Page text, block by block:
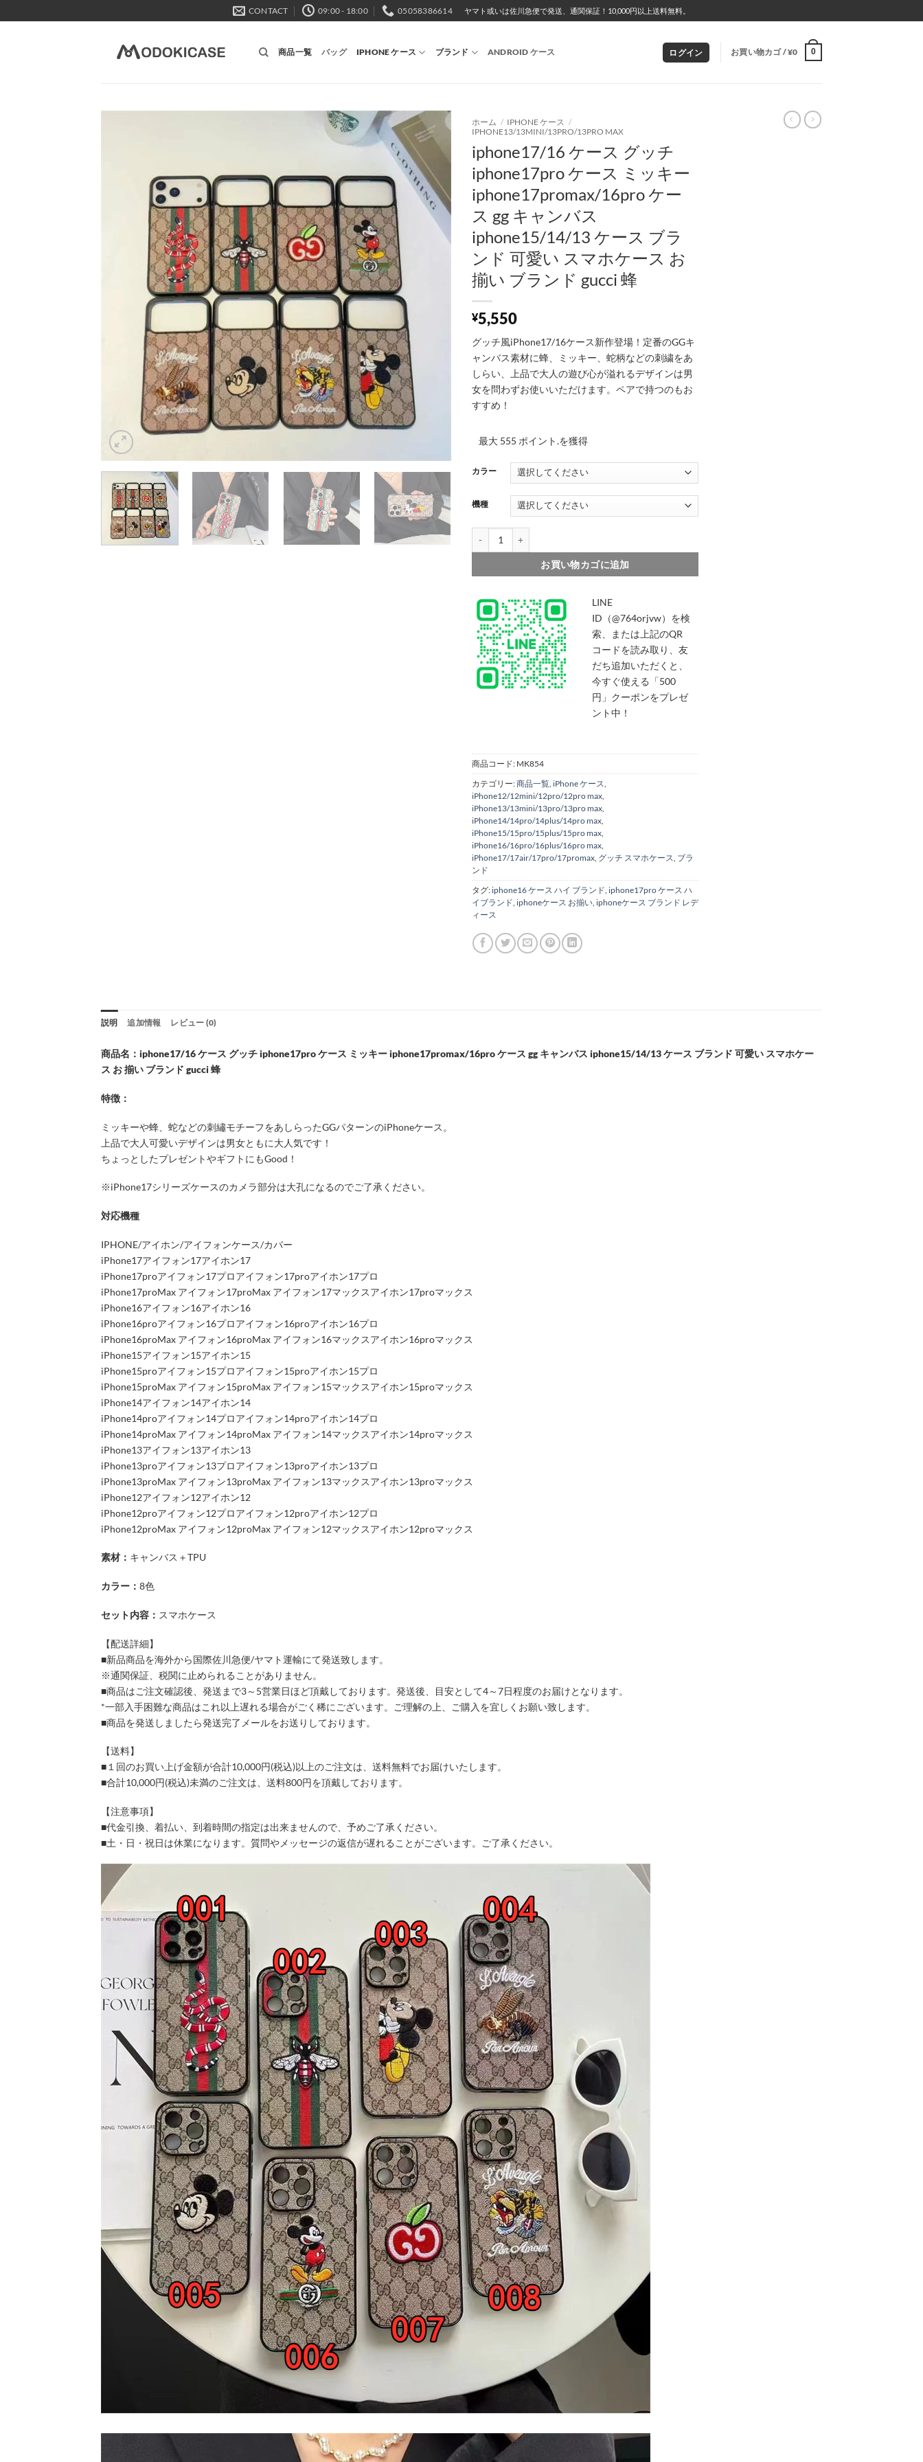
to
CONTACT 09:00 - 18:00 05058386614 ヤマト或いは佐川急便で発送、通関保証！10,000円以上送料無料。
商品一覧 バッグ IPHONE ケース ブランド ANDROID ケース ログイン お買い物カゴ /¥0 0
ホーム / IPHONE ケース /
IPHONE13/13MINI/13PRO/13PRO MAX
iphone17/16 ケース グッチ
iphone17pro ケース ミッキー
iphone17promax/16pro ケー
ス gg キャンバス
iphone15/14/13 ケース ブラ
ンド 可愛い スマホケース お
揃い ブランド gucci 蜂
¥5,550
グッチ風iPhone17/16ケース新作登場！定番のGGキ
ャンバス素材に蜂、ミッキー、蛇柄などの刺繍をあ
しらい、上品で大人の遊び心が溢れるデザインは男
女を問わずお使いいただけます。ペアで持つのもお
すすめ！
最大 555 ポイント.を獲得
カラー
機種
お買い物カゴに追加
LINE
ID（@764orjvw）を検
索、または上記のQR
コードを読み取り、友
だち追加いただくと、
今すぐ使える「500
円」クーポンをプレゼ
ント中！
商品コード: MK854
カテゴリー:商品一覧 iPhone ケース
iPhone12/12mini/12pro/12pro max
iPhone13/13mini/13pro/13pro max
iPhone14/14pro/14plus/14pro max
iPhone15/15pro/15plus/15pro max
iPhone16/16pro/16plus/16pro max
iPhone17/17air/17pro/17promax グッチ スマホケース
ブラ
ンド
タグ: iphone16 ケース ハイ ブランド iphone17pro ケース ハ
イブランド iphoneケース お揃い iphoneケース ブランド レデ
ィース
説明 追加情報 レビュー (0)
商品名：iphone17/16 ケース グッチ iphone17pro ケース ミッキー iphone17promax/16pro ケース gg キャンバス iphone15/14/13 ケース ブランド 可愛い スマホケー
ス お 揃い ブランド gucci 蜂
特徴：
ミッキーや蜂、蛇などの刺繡モチーフをあしらったGGパターンのiPhoneケース。
上品で大人可愛いデザインは男女ともに大人気です！
ちょっとしたプレゼントやギフトにもGood！
※iPhone17シリーズケースのカメラ部分は大孔になるのでご了承ください。
対応機種
IPHONE/アイホン/アイフォンケース/カバー
iPhone17アイフォン17アイホン17
iPhone17proアイフォン17プロアイフォン17proアイホン17プロ
iPhone17proMax アイフォン17proMax アイフォン17マックスアイホン17proマックス
iPhone16アイフォン16アイホン16
iPhone16proアイフォン16プロアイフォン16proアイホン16プロ
iPhone16proMax アイフォン16proMax アイフォン16マックスアイホン16proマックス
iPhone15アイフォン15アイホン15
iPhone15proアイフォン15プロアイフォン15proアイホン15プロ
iPhone15proMax アイフォン15proMax アイフォン15マックスアイホン15proマックス
iPhone14アイフォン14アイホン14
iPhone14proアイフォン14プロアイフォン14proアイホン14プロ
iPhone14proMax アイフォン14proMax アイフォン14マックスアイホン14proマックス
iPhone13アイフォン13アイホン13
iPhone13proアイフォン13プロアイフォン13proアイホン13プロ
iPhone13proMax アイフォン13proMax アイフォン13マックスアイホン13proマックス
iPhone12アイフォン12アイホン12
iPhone12proアイフォン12プロアイフォン12proアイホン12プロ
iPhone12proMax アイフォン12proMax アイフォン12マックスアイホン12proマックス
素材： キャンバス＋TPU
カラー： 8色
セット内容： スマホケース
【配送詳細】
■新品商品を海外から国際佐川急便/ヤマト運輸にて発送致します。
※通関保証、税関に止められることがありません。
■商品はご注文確認後、発送まで3～5営業日ほど頂戴しております。発送後、目安として4～7日程度のお届けとなります。
*一部入手困難な商品はこれ以上遅れる場合がごく稀にございます。ご理解の上、ご購入を宜しくお願い致します。
■商品を発送しましたら発送完了メールをお送りしております。
【送料】
■１回のお買い上げ金額が合計10,000円(税込)以上のご注文は、送料無料でお届けいたします。
■合計10,000円(税込)未満のご注文は、送料800円を頂戴しております。
【注意事項】
■代金引換、着払い、到着時間の指定は出来ませんので、予めご了承ください。
■土・日・祝日は休業になります。質問やメッセージの返信が遅れることがございます。ご了承ください。